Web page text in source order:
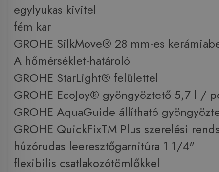
egylyukas kivitel
fém kar
GROHE SilkMove® 28 mm-es
A hőmérséklet-határoló
GROHE StarLight® felülettel
GROHE EcoJoy® gyöngyöztető 5,7 l /
GROHE AquaGuide állítható
GROHE QuickFixTM Plus szerelési
húzórudas leeresztőgarnitúra 1 1/4"
flexibilis csatlakozótömlőkkel